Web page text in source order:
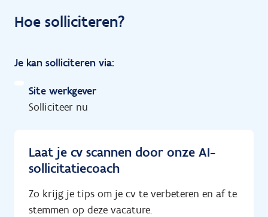
Hoe solliciteren?
Je kan solliciteren via:
Site werkgever
Solliciteer nu
Laat je cv scannen door onze AI-
sollicitatiecoach
Zo krijg je tips om je cv te verbeteren en af te
stemmen op deze vacature.